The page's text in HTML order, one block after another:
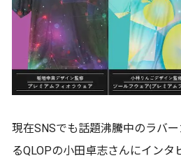
現在SNSでも話題沸騰中のラバ
るQLOPの小田卓志さんにインタ